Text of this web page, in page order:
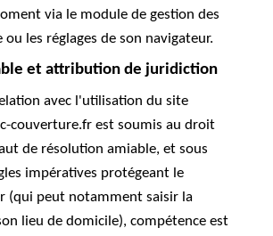
via le module de gestion des
ou les réglages de son navigateur.
et attribution de juridiction
avec l'utilisation du site
couverture.fr est soumis au droit
de résolution amiable, et sous
impératives protégeant le
(qui peut notamment saisir la
lieu de domicile), compétence est